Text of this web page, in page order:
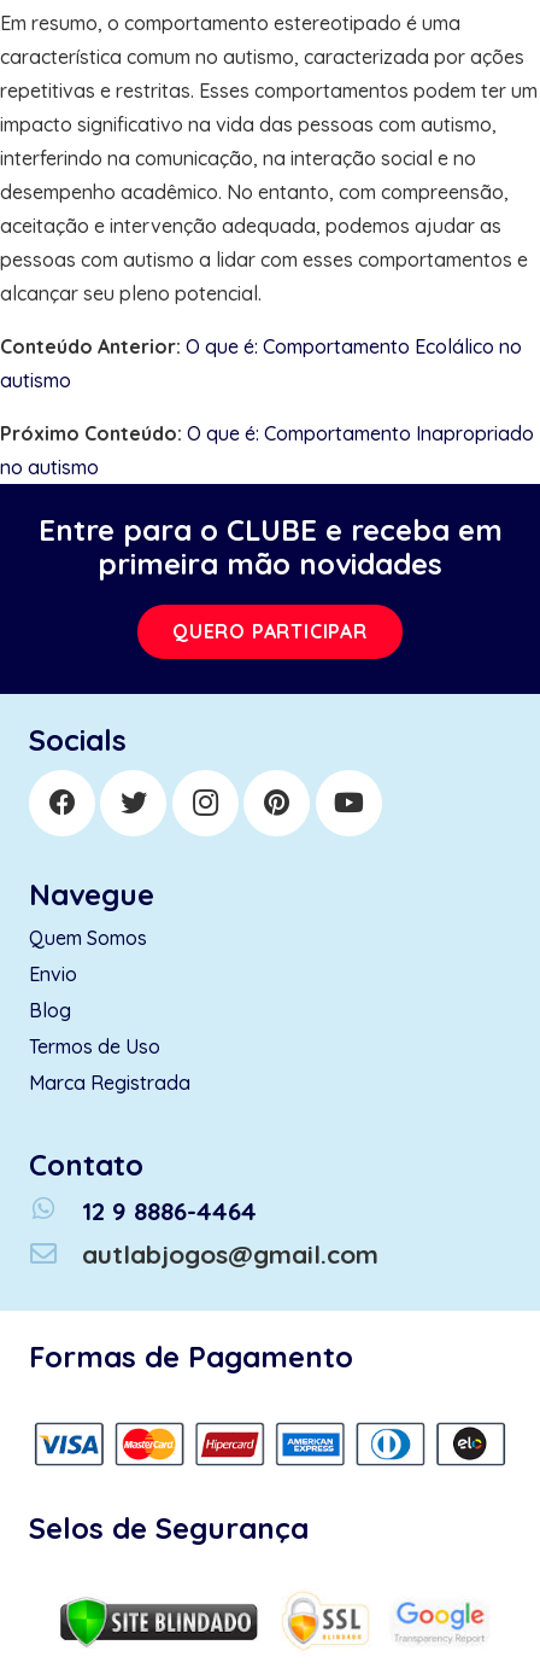
Em resumo, o comportamento estereotipado é uma
característica comum no autismo, caracterizada por ações
repetitivas e restritas. Esses comportamentos podem ter um
impacto significativo na vida das pessoas com autismo,
interferindo na comunicação, na interação social e no
desempenho acadêmico. No entanto, com compreensão,
aceitação e intervenção adequada, podemos ajudar as
pessoas com autismo a lidar com esses comportamentos e
alcançar seu pleno potencial.
Conteúdo Anterior: O que é: Comportamento Ecolálico no
autismo
Próximo Conteúdo: O que é: Comportamento Inapropriado
no autismo
Entre para o CLUBE e receba em
primeira mão novidades
QUERO PARTICIPAR
Socials
Navegue
Quem Somos
Envio
Blog
Termos de Uso
Marca Registrada
Contato
whatsapp
12 9 8886-4464
autlabjogos@gmail.com
Formas de Pagamento
Selos de Segurança